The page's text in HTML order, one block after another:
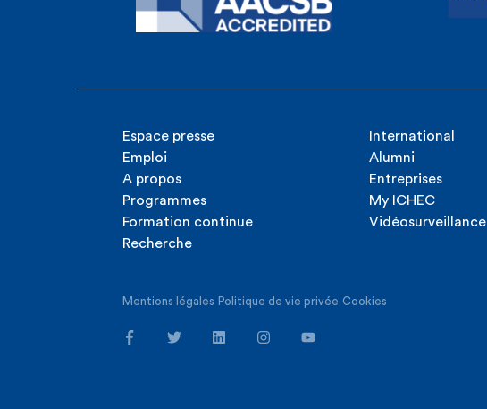
Espace presse
Emploi
A propos
Programmes
Formation continue
Recherche
International
Alumni
Entreprises
My ICHEC
Vidéosurveillance
Mentions légales Politique de vie privée Cookies